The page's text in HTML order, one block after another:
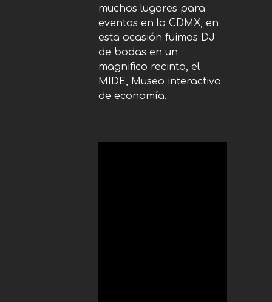
muchos lugares para
eventos en la CDMX, en
esta ocasión fuimos DJ
de bodas en un
magnifico recinto, el
MIDE, Museo interactivo
de economía.